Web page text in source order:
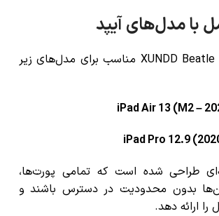
با مدل‌های آیپد
کاور آیپد XUNDD Beatle Stand مناسب برای مدل‌های زیر
iPad Air 13 (M2 –
iPad Pro 12.9
طراحی شده است که تمامی پورت‌ها،
بدون محدودیت در دسترس باشند و
را ارائه دهد.